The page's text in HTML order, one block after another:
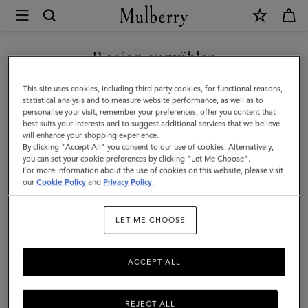
Mulberry
Trifold
Continental
Portemonnaie
|
Leder
mit
klassischer
Schwarz
Region auswählen
Sie befinden sich auf unserer Seite für Deutschland, aber wir
haben festgestellt, dass Sie hier sind: Vereinigte Staaten.
SEITE FÜR VEREINIGTE
STAATEN BESUCHEN
AUF FOLGENDER WEBSEITE
FORTFAHREN:
DEUTSCHLAND
This site uses cookies, including third party cookies, for functional reasons,
statistical analysis and to measure website performance, as well as to
personalise your visit, remember your preferences, offer you content that
best suits your interests and to suggest additional services that we believe
will enhance your shopping experience.
By clicking "Accept All" you consent to our use of cookies. Alternatively,
you can set your cookie preferences by clicking "Let Me Choose".
For more information about the use of cookies on this website, please visit
ourCookie Policy and Privacy Policy.
LET ME CHOOSE
REJECT ALL
ACCEPT ALL